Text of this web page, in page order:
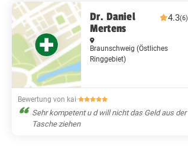
Dr. Daniel
Mertens
4.3(6)
Braunschweig (Östliches
Ringgebiet)
Bewertung von kai·
Sehr kompetent u d will nicht das Geld aus der
Tasche ziehen